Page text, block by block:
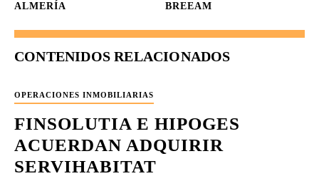
ALMERÍA
BREEAM
CONTENIDOS RELACIONADOS
OPERACIONES INMOBILIARIAS
FINSOLUTIA E HIPOGES
ACUERDAN ADQUIRIR
SERVIHABITAT